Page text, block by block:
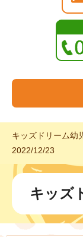
キッズドリーム幼
2022/12/23
キッズ